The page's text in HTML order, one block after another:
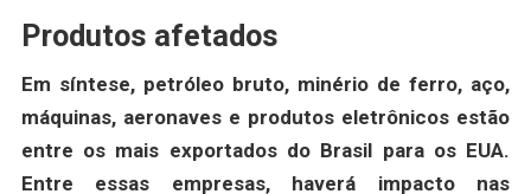
Produtos afetados
Em síntese, petróleo bruto, minério de ferro, aço,
máquinas, aeronaves e produtos eletrônicos estão
entre os mais exportados do Brasil para os EUA.
Entre essas empresas, haverá impacto nas